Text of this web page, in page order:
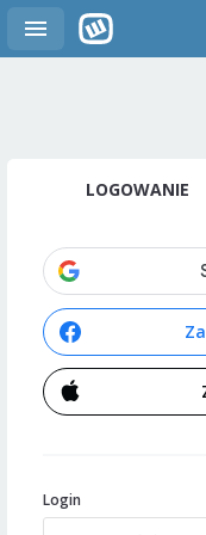
LOGOWANIE
Login